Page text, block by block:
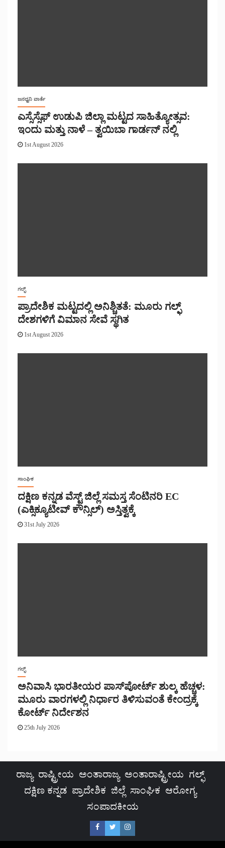
ಜನಧ್ವನಿ ವಾರ್ತೆ
ಎಸ್ಸೆಸ್ಸೆಫ್ ಉಡುಪಿ ಜಿಲ್ಲಾ ಮಟ್ಟದ ಸಾಹಿತ್ಯೋತ್ಸವ:
ಇಂದು ಮತ್ತು ನಾಳೆ – ತ್ವಯಿಬಾ ಗಾರ್ಡನ್ ನಲ್ಲಿ
1st August 2026
ಗಲ್ಫ್
ಪ್ರಾದೇಶಿಕ ಮಟ್ಟದಲ್ಲಿ ಅನಿಶ್ಚಿತತೆ: ಮೂರು ಗಲ್ಫ್
ದೇಶಗಳಿಗೆ ವಿಮಾನ ಸೇವೆ ಸ್ಥಗಿತ
1st August 2026
ಸಾಂಘಿಕ
ದಕ್ಷಿಣ ಕನ್ನಡ ವೆಸ್ಟ್ ಜಿಲ್ಲೆ ಸಮಸ್ತ ಸೆಂಟಿನರಿ EC
(ಎಕ್ಸಿಕ್ಯೂಟೀವ್ ಕೌನ್ಸಿಲ್) ಅಸ್ತಿತ್ವಕ್ಕೆ
31st July 2026
ಗಲ್ಫ್
ಅನಿವಾಸಿ ಭಾರತೀಯರ ಪಾಸ್‌ಪೋರ್ಟ್ ಶುಲ್ಕ ಹೆಚ್ಚಳ:
ಮೂರು ವಾರಗಳಲ್ಲಿ ನಿರ್ಧಾರ ತಿಳಿಸುವಂತೆ ಕೇಂದ್ರಕ್ಕೆ
ಕೋರ್ಟ್ ನಿರ್ದೇಶನ
25th July 2026
ರಾಜ್ಯ ರಾಷ್ಟ್ರೀಯ ಅಂತಾರಾಜ್ಯ ಅಂತಾರಾಷ್ಟ್ರೀಯ ಗಲ್ಫ್
ದಕ್ಷಿಣ ಕನ್ನಡ ಪ್ರಾದೇಶಿಕ ಜಿಲ್ಲೆ ಸಾಂಘಿಕ ಆರೋಗ್ಯ
ಸಂಪಾದಕೀಯ